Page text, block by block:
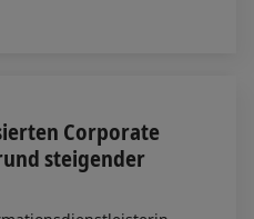
Corporate
steigender